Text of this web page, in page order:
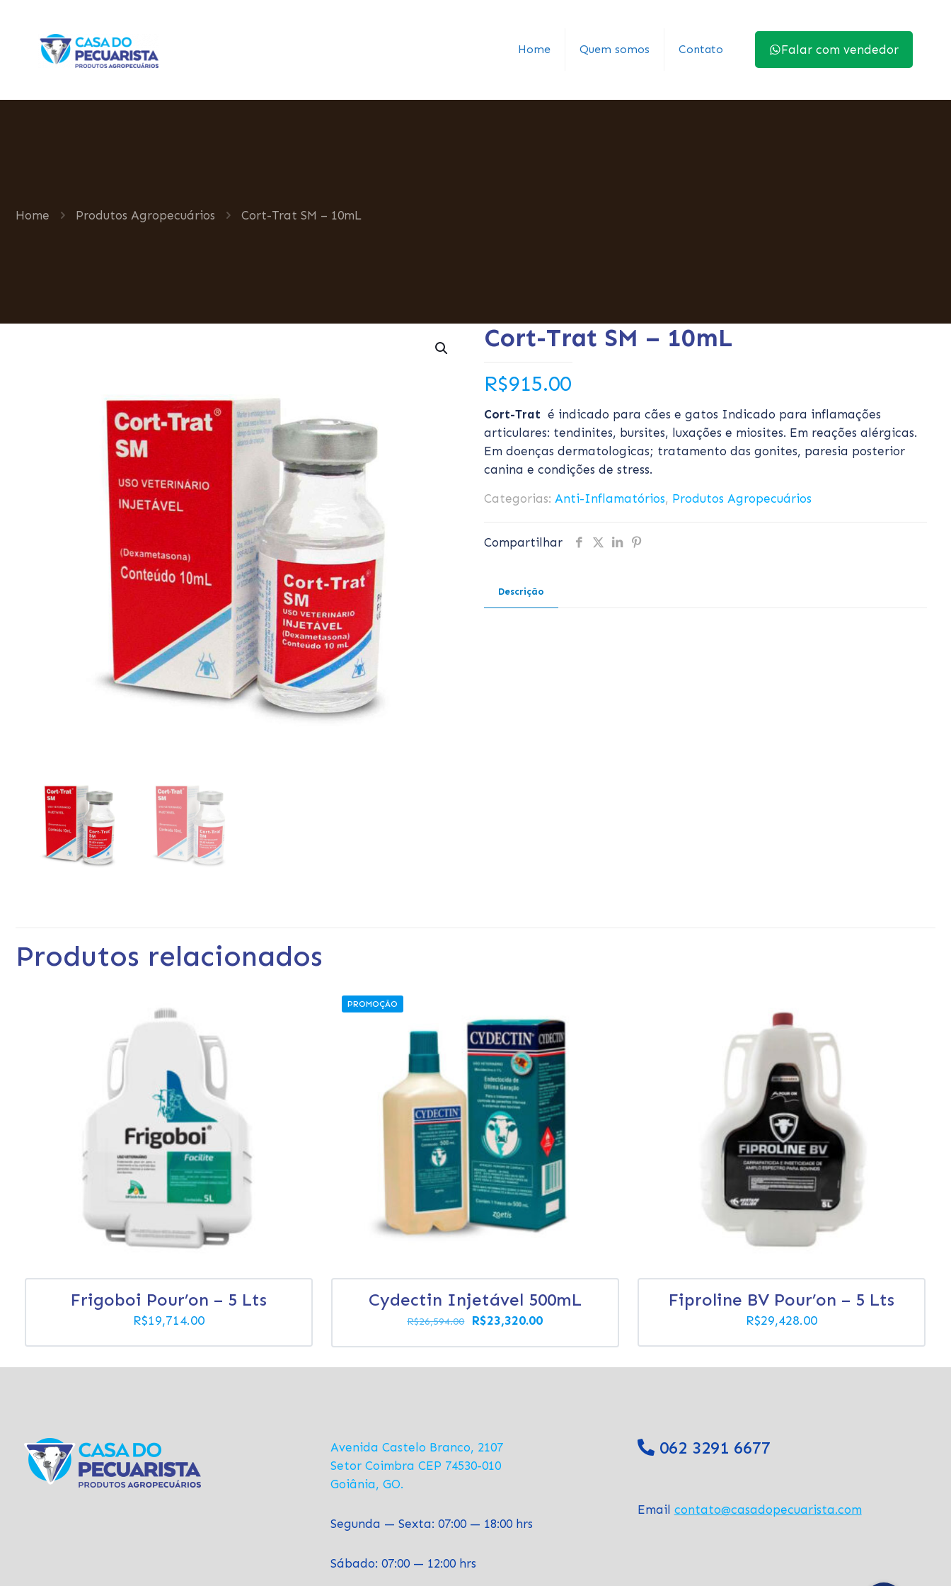
Home Quem somos Contato Falar com vendedor
Home Produtos Agropecuários Cort-Trat SM – 10mL
Cort-Trat SM – 10mL
R$915.00
Cort-Trat é indicado para cães e gatos Indicado para inflamações
articulares: tendinites, bursites, luxações e miosites. Em reações alérgicas.
Em doenças dermatologicas; tratamento das gonites, paresia posterior
canina e condições de stress.
Categorias: Anti-Inflamatórios, Produtos Agropecuários
Compartilhar
Descrição
Produtos relacionados
Frigoboi Pour’on – 5 Lts
R$19,714.00
PROMOÇÃO
Cydectin Injetável 500mL
R$26,594.00
O
R$23,320.00O
Fiproline BV Pour’on – 5 Lts
R$29,428.00
Avenida Castelo Branco, 2107
Setor Coimbra CEP 74530-010
Goiânia, GO.
Segunda — Sexta: 07:00 — 18:00 hrs
Sábado: 07:00 — 12:00 hrs
062 3291 6677
Email contato@casadopecuarista.com